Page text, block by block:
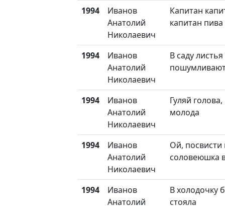
1994
Иванов
Анатолий
Николаевич
Капитан
капитан
1994
Иванов
Анатолий
Николаевич
В саду
1994
Иванов
Анатолий
Николаевич
Гуляй
молода
1994
Иванов
Анатолий
Николаевич
Ой, посвисти
соловеюшка
1994
Иванов
Анатолий
В холодочку
стояла